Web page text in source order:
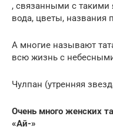
, связанными с
вода, цветы, названия
А многие называют
всю жизнь с
Чулпан (утренняя
Очень много женских
«Ай-»